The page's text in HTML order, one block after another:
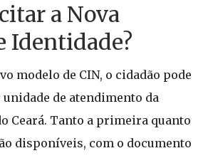
a Nova
Identidade?
modelo de CIN, o cidadão pode
de atendimento da
Ceará. Tanto a primeira quanto
disponíveis, com o documento